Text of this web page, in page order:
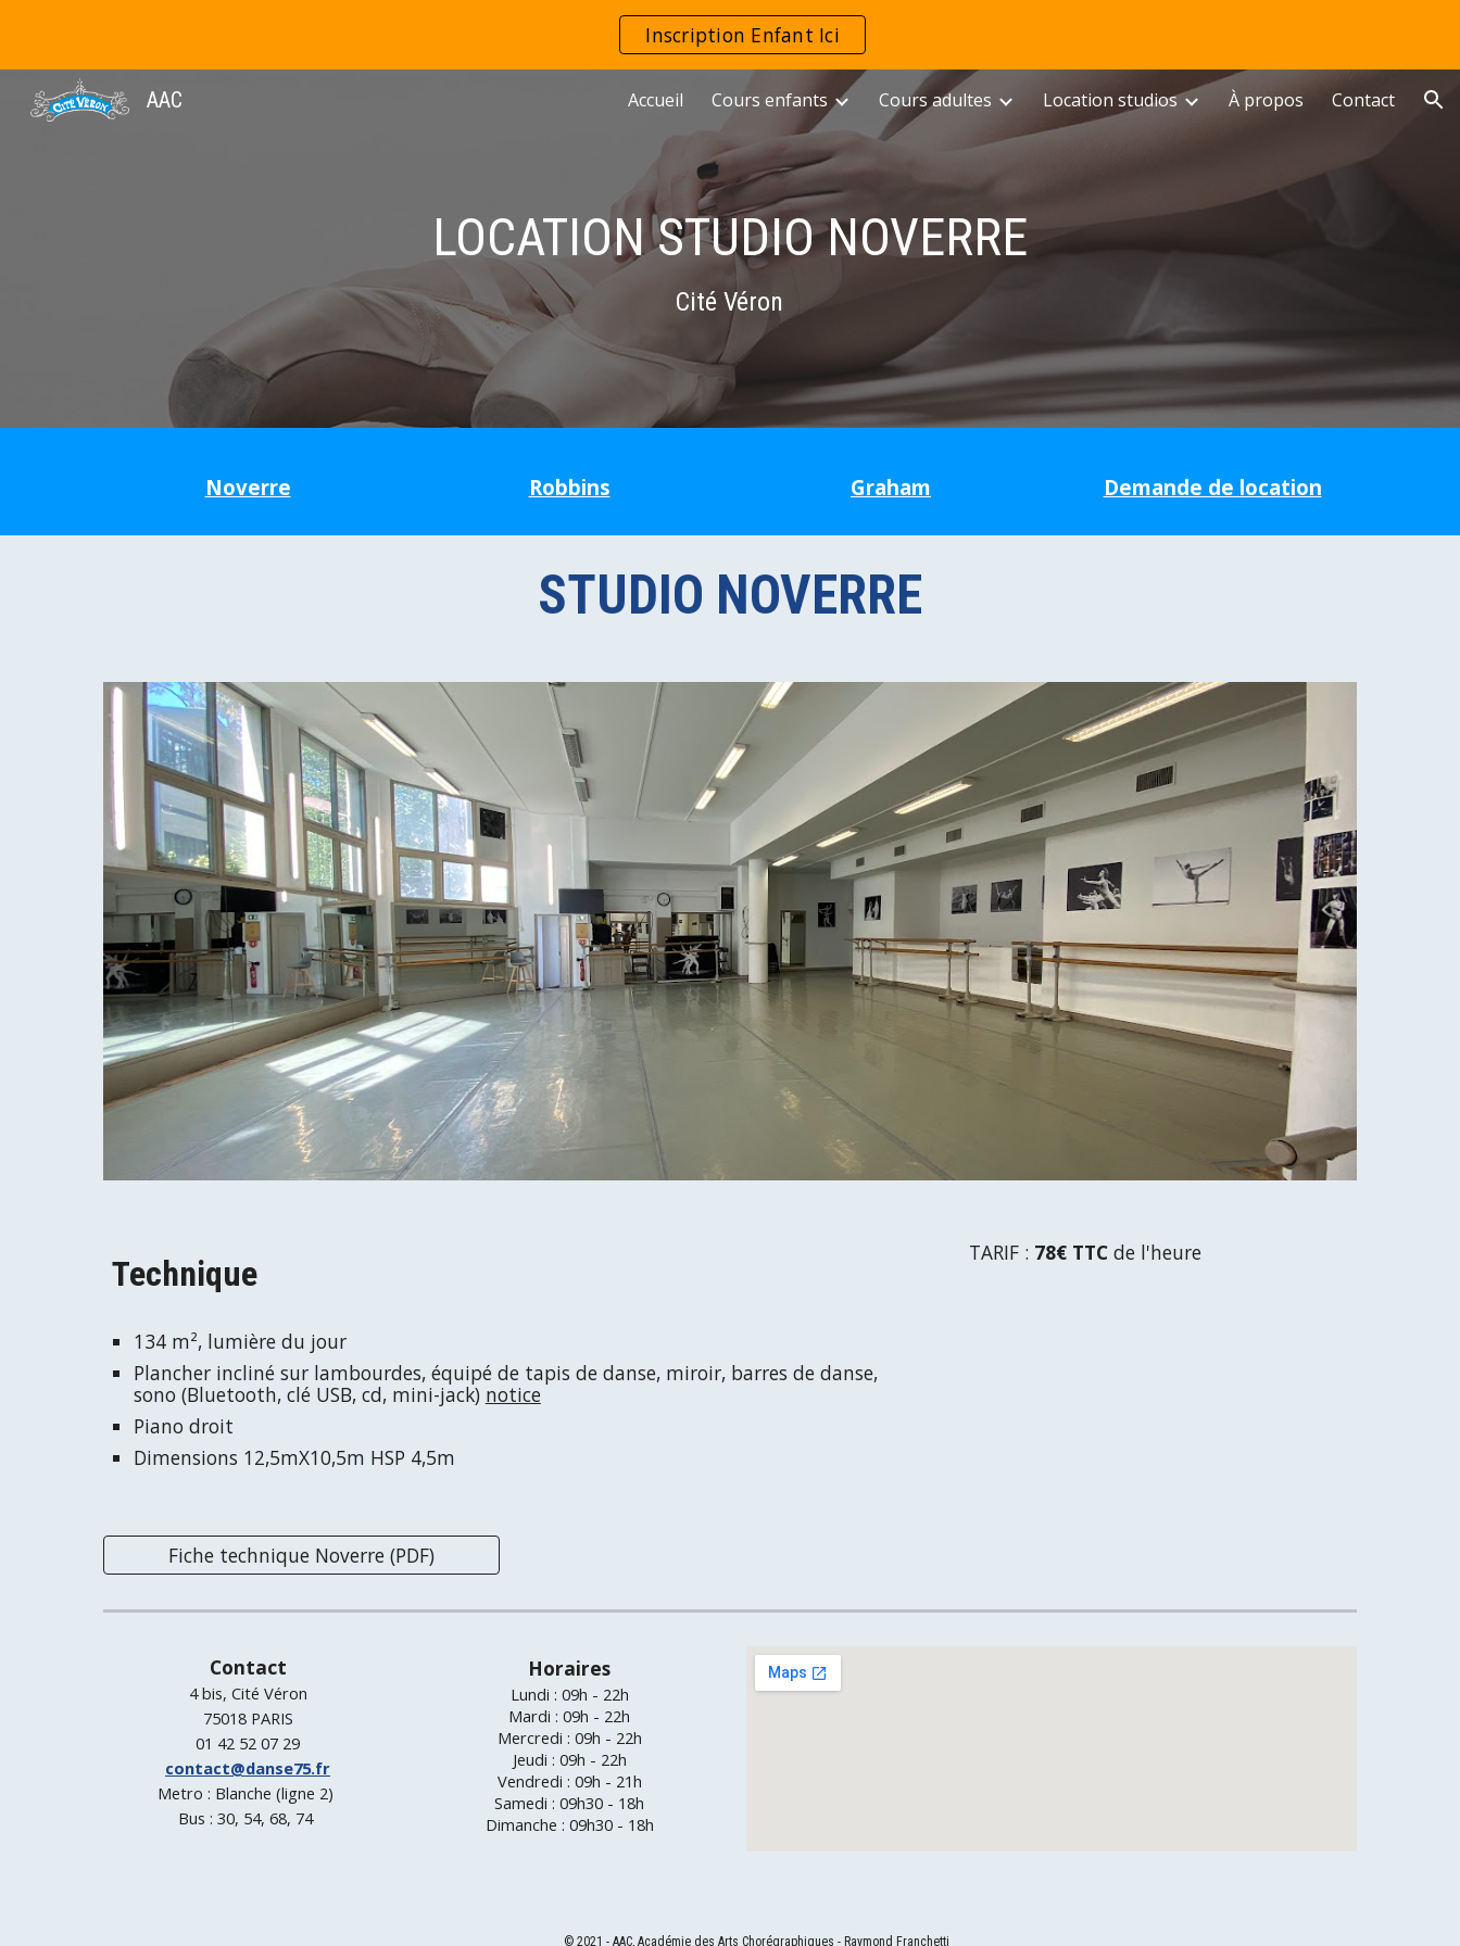
Inscription Enfant Ici
AAC Accueil Cours enfants Cours adultes Location studios À propos Contact
LOCATION STUDIO NOVERRE
Cité Véron
Noverre Robbins Graham Demande de location
STUDIO NOVERRE
Technique
134 m², lumière du jour
Plancher incliné sur lambourdes, équipé de tapis de danse, miroir, barres de danse,
sono (Bluetooth, clé USB, cd, mini-jack) notice
Piano droit
Dimensions 12,5mX10,5m HSP 4,5m
TARIF : 78€ TTC de l'heure
Fiche technique Noverre (PDF)
Contact
4 bis, Cité Véron
75018 PARIS
01 42 52 07 29
contact@danse75.fr
Metro : Blanche (ligne 2)
Bus : 30, 54, 68, 74
Horaires
Lundi : 09h - 22h
Mardi : 09h - 22h
Mercredi : 09h - 22h
Jeudi : 09h - 22h
Vendredi : 09h - 21h
Samedi : 09h30 - 18h
Dimanche : 09h30 - 18h
© 2021 - AAC, Académie des Arts Chorégraphiques - Raymond Franchetti